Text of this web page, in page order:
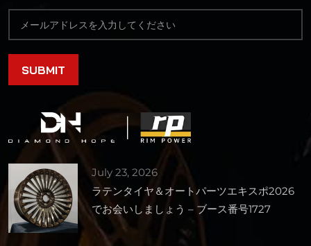
July 23, 2026
ラテンタイヤ＆オートパーツエキスポ2026
でお会いしましょう – ブース番号1727